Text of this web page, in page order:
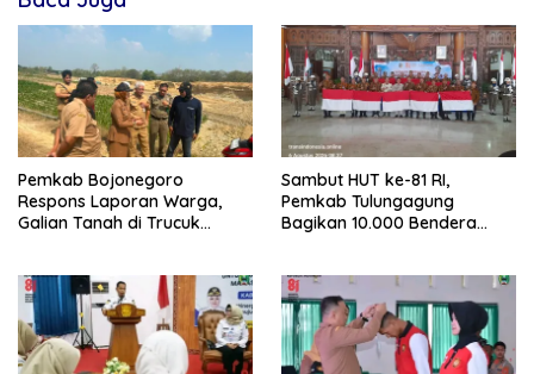
Pemkab Bojonegoro
Respons Laporan Warga,
Galian Tanah di Trucuk
Sambut HUT ke-81 RI,
Pemkab Tulungagung
Bagikan 10.000 Bendera